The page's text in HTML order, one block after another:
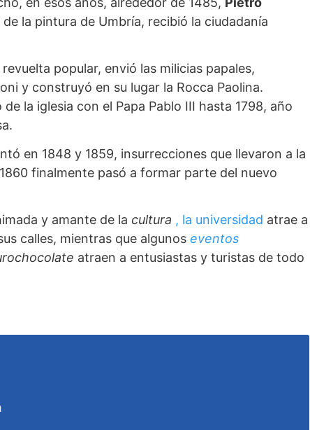
la pintura de Umbría, recibió la ciudadanía
popular, envió las milicias papales,
y construyó en su lugar la Rocca Paolina.
la iglesia con el Papa Pablo III hasta 1798, año
en 1848 y 1859, insurrecciones que llevaron a la
finalmente pasó a formar parte del nuevo
y amante de la cultura , la universidad atrae a
calles, mientras que algunos eventos
atraen a entusiastas y turistas de todo